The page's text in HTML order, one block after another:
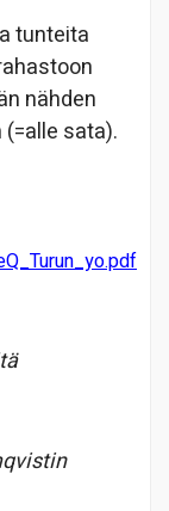
tunteita
nähden
sata).